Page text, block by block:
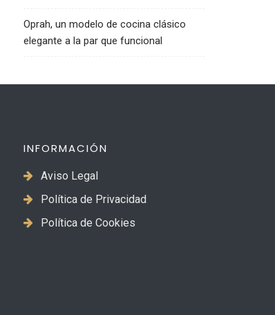
Oprah, un modelo de cocina clásico
elegante a la par que funcional
INFORMACIÓN
Aviso Legal
Política de Privacidad
Política de Cookies